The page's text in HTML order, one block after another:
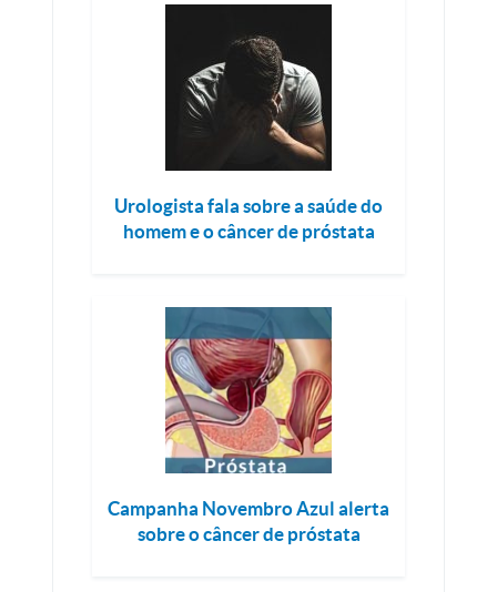
Urologista fala sobre a saúde do
homem e o câncer de próstata
Campanha Novembro Azul alerta
sobre o câncer de próstata